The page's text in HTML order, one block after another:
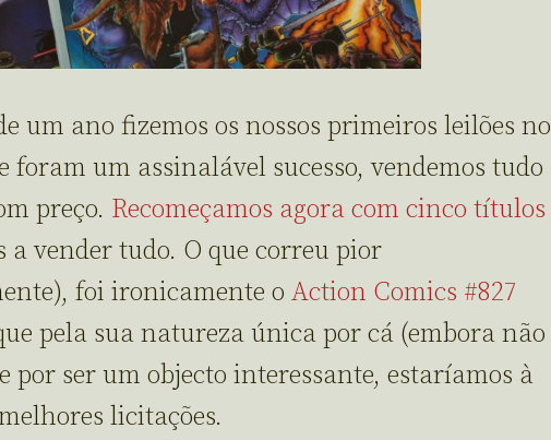
um ano fizemos os nossos primeiros leilões no
foram um assinalável sucesso, vendemos tudo
preço. Recomeçamos agora com cinco títulos
a vender tudo. O que correu pior
foi ironicamente o Action Comics #827
pela sua natureza única por cá (embora não
por ser um objecto interessante, estaríamos à
licitações.